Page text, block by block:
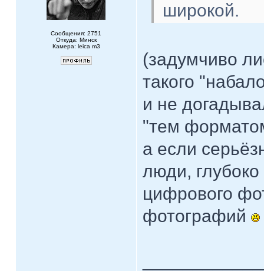
Сообщения: 2751
Откуда: Минск
Камера: leica m3
широкой.
(задумчиво
такого
и не
"тем
а если
люди,
цифрового
фотографий